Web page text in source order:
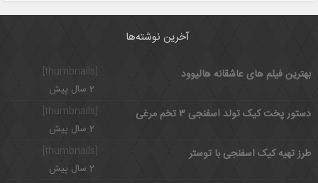
آخرین نوشته‌ها
بهترین فیلم های عاشقانه هالیوود
2 سال پیش
[thumbnails]
دستور پخت کیک تولد اسفنجی ۳ تخم مرغی
2 سال پیش
طرز تهیه کیک اسفنجی با توستر
2 سال پیش